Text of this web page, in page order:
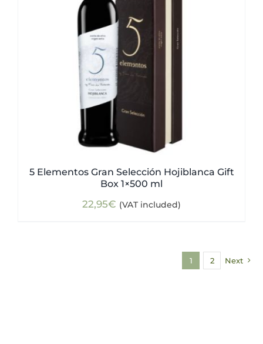
5 Elementos Gran Selección Hojiblanca Gift
Box 1×500 ml
22,95€ (VAT included)
1 2 Next